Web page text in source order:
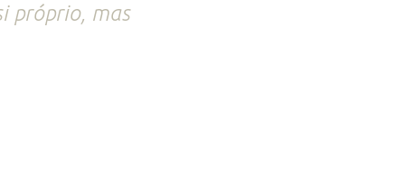
próprio, mas